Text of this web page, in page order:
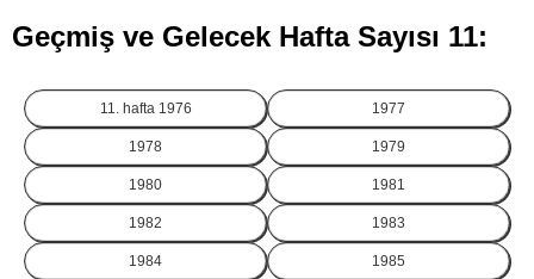
Geçmiş ve Gelecek Hafta Sayısı 11:
11. hafta 1976 1977
1978 1979
1980 1981
1982 1983
1984 1985